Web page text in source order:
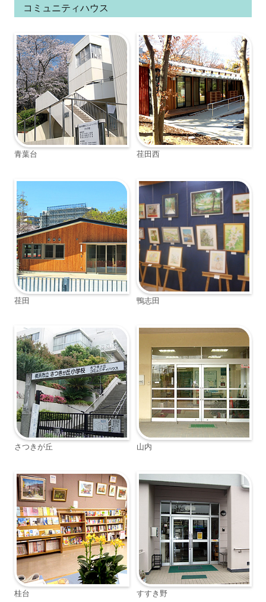
コミュニティハウス
青葉台 荏田西
荏田 鴨志田
さつきが丘 山内
桂台 すすき野